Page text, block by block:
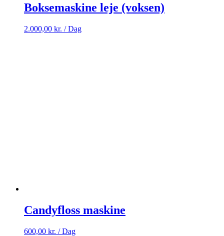
Boksemaskine leje (voksen)
2.000,00 kr. / Dag
Candyfloss maskine
600,00 kr. / Dag